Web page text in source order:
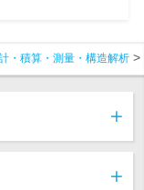
・積算・測量・構造解析